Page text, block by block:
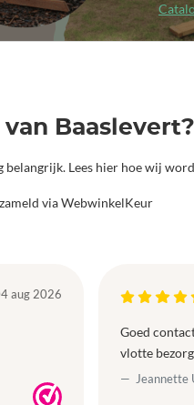
Baaslevert?
Lees hier hoe wij
via WebwinkelKeur
aug 2026
Goed
vlotte
Jeannette